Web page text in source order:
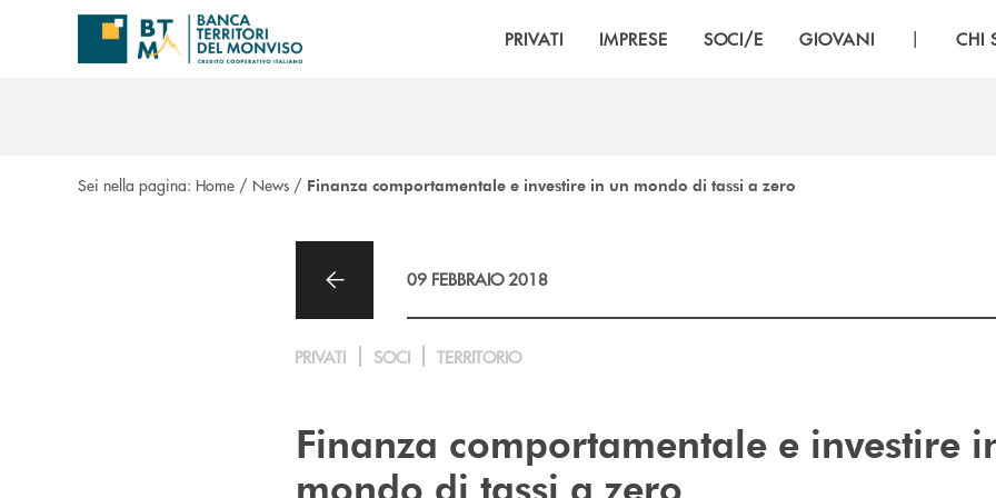
Salta al contenuto principale
PRIVATI IMPRESE SOCI/E GIOVANI | CHI
Sei nella pagina: Home / News / Finanza comportamentale e investire in un mondo di tassi a zero
09 FEBBRAIO 2018
PRIVATI SOCI TERRITORIO
Finanza comportamentale e investire
mondo di tassi a zero